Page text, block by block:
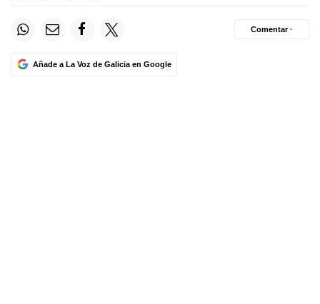
Añade a La Voz de Galicia en Google
Comentar ·